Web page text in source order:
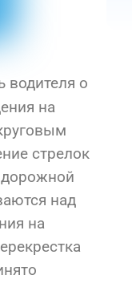
водителя о
на
стрелок
дорожной
над
на